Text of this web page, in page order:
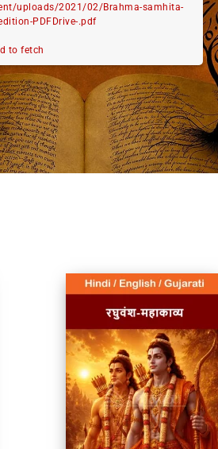
uploads/2021/02/Brahma-samhita-
PDFDrive-.pdf
to fetch